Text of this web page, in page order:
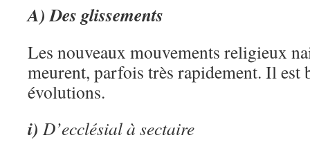
A) Des glissements
Les nouveaux mouvements religieux
meurent, parfois très rapidement. Il est
évolutions.
i) D’ecclésial à sectaire